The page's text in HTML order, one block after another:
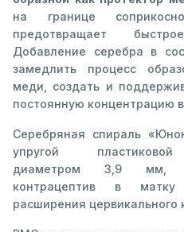
на границе
предотвращает
Добавление серебра в
замедлить процесс
меди, создать и
постоянную концентрацию
Серебряная спираль
упругой пластиковой
диаметром 3,9 мм,
контрацептив в матку
расширения цервикального